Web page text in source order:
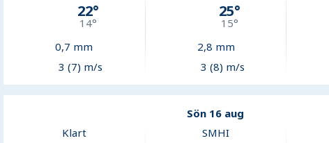
22°
14°
0,7 mm
3 (7) m/s
25°
15°
2,8 mm
3 (8) m/s
Sön 16 aug
Klart
SMHI